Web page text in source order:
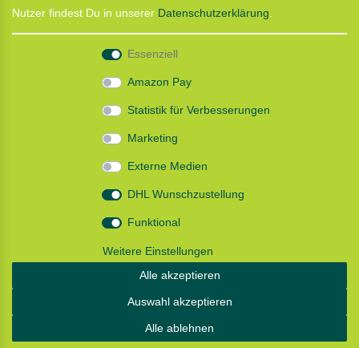
Lauf Seminar
Laufen mit Lauflust
Batterieentsorgung
Daten­schutz­erklärung
AGB
Nutzer findest Du in unserer Daten­schutz­erklärung
Essenziell
Amazon Pay
Statistik für Verbesserungen
Marketing
Externe Medien
DHL Wunschzustellung
Funktional
Weitere Einstellungen
Alle akzeptieren
Auswahl akzeptieren
Alle ablehnen